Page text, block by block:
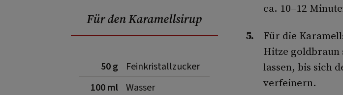
Für den Karamellsirup
50 g
Feinkristallzucker
100 ml Wasser
ca. 10–12
Für die
Hitze goldbraun
lassen, bis sich
verfeinern.